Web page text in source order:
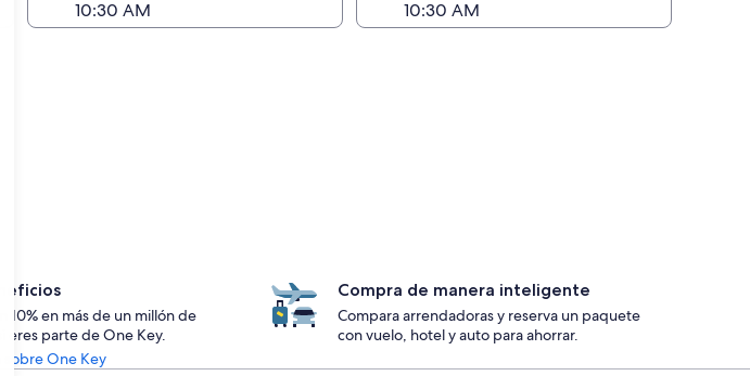
10% en más de un millón de
eres parte de One Key.
sobre One Key
Compra de manera inteligente
Compara arrendadoras y reserva un paquete
con vuelo, hotel y auto para ahorrar.